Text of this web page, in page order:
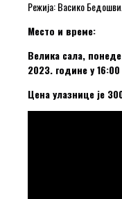
Режија: Васико
Место и време:
Велика сала,
2023. године у 16:00
Цена улазнице је